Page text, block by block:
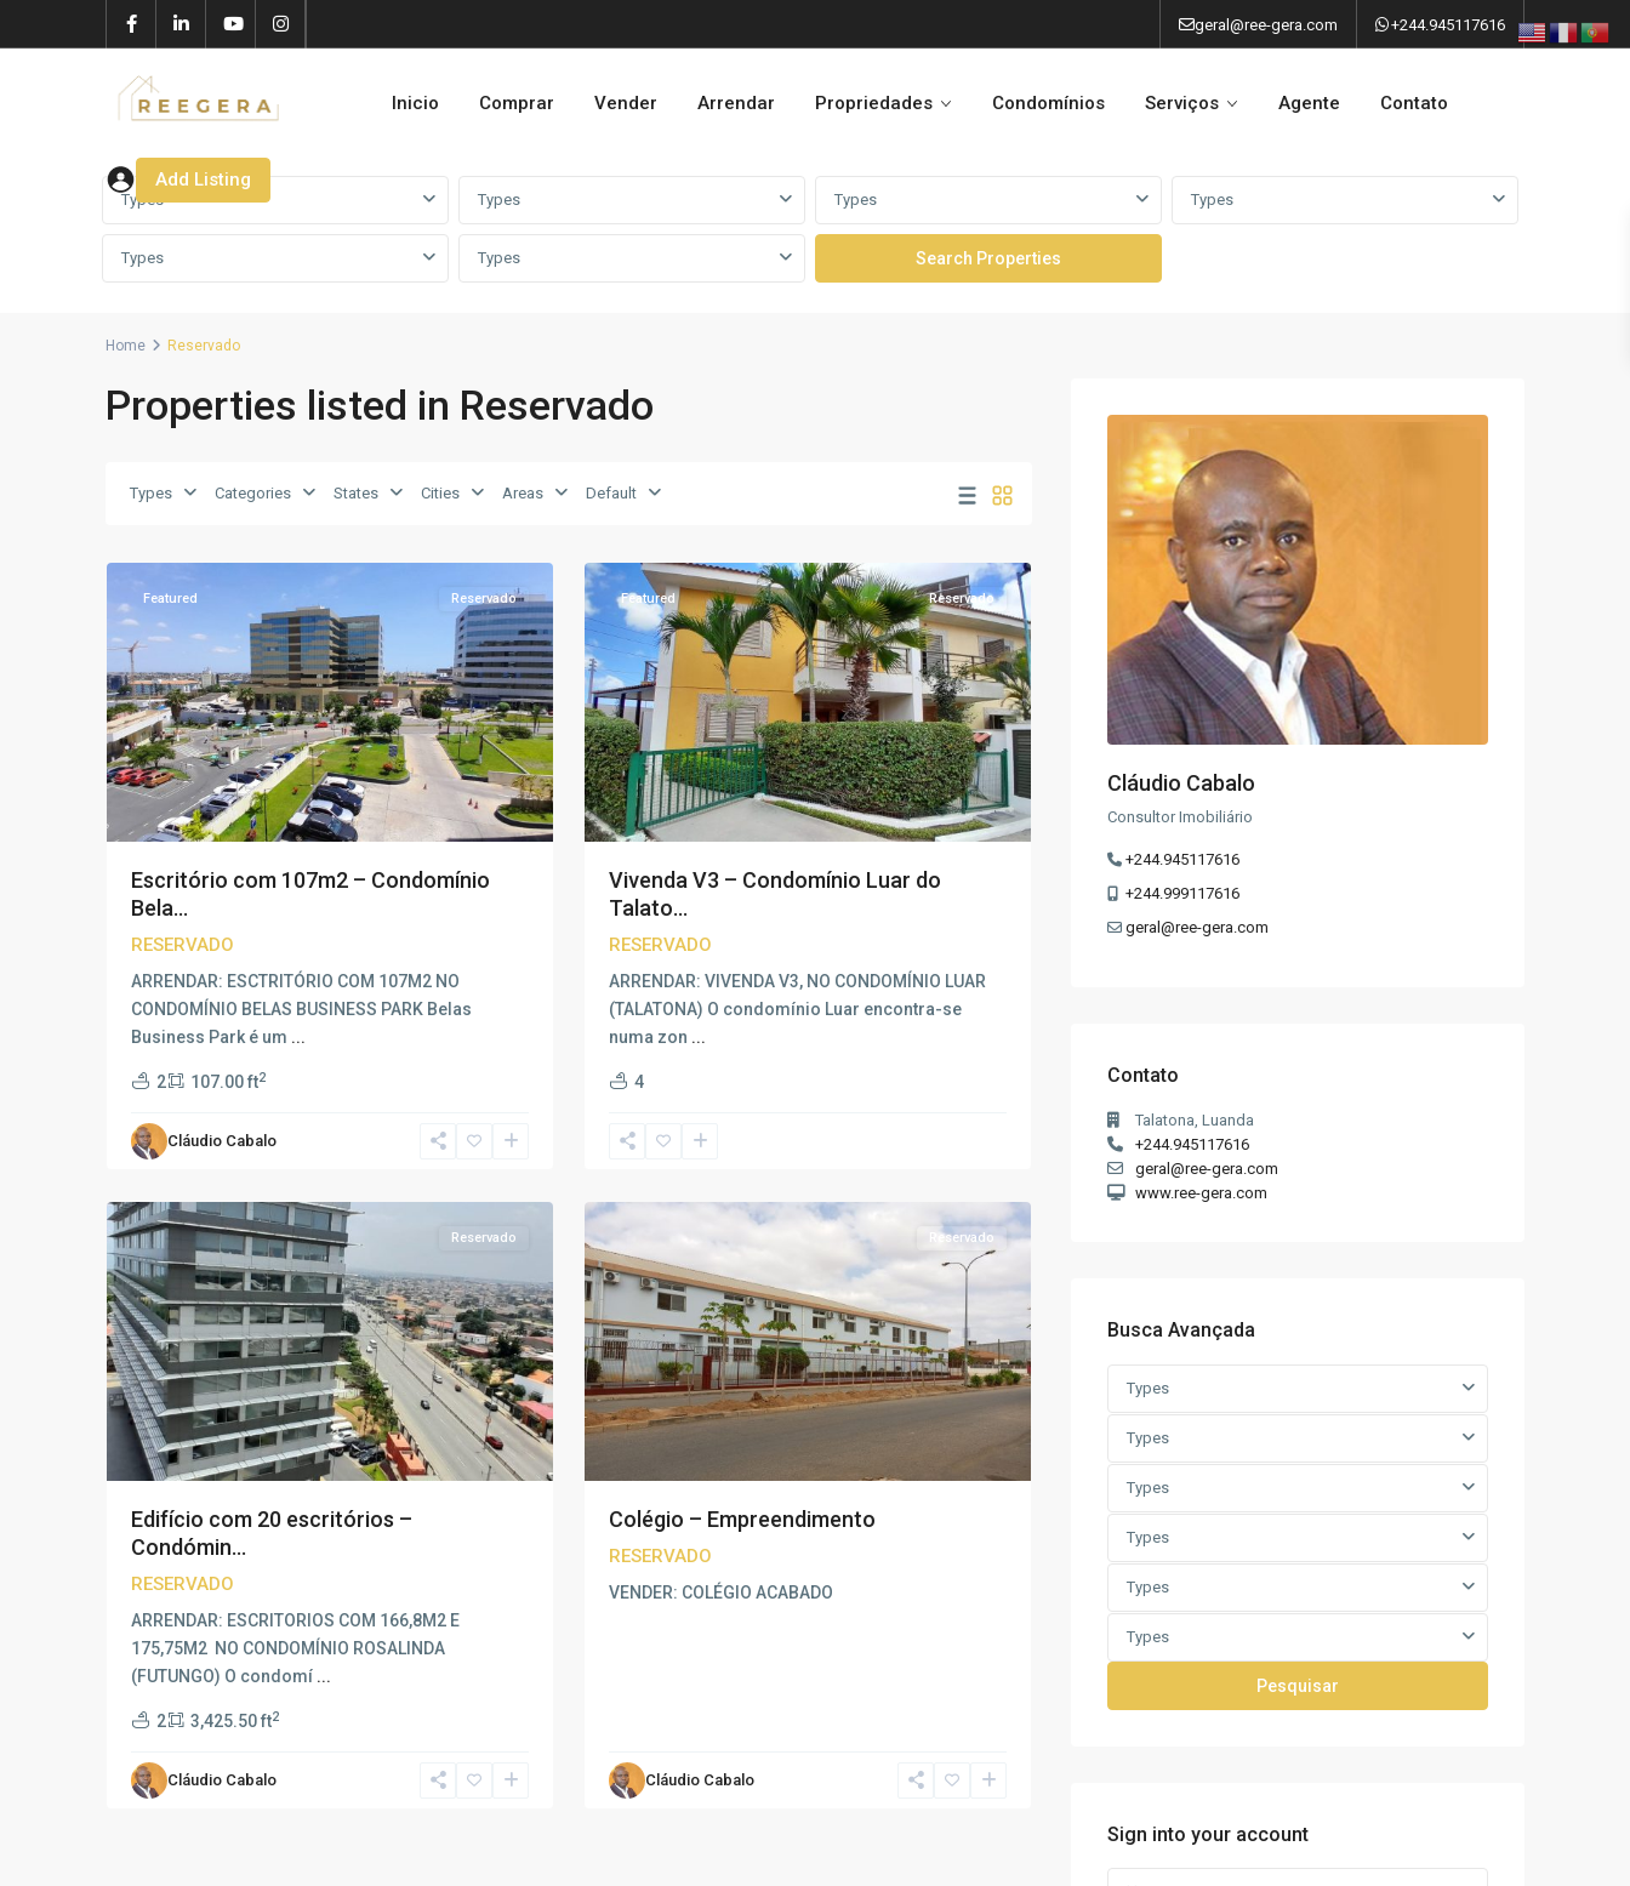
geral@ree-gera.com +244.945117616
Inicio Comprar Vender Arrendar Propriedades Condomínios Serviços Agente Contato
Add Listing
Types Types Types Types
Types Types
Home Reservado
Properties listed in Reservado
Types Categories States Cities Areas Default
Featured Reservado
Escritório com 107m2 – Condomínio
Bela...
RESERVADO
ARRENDAR: ESCTRITÓRIO COM 107M2 NO
CONDOMÍNIO BELAS BUSINESS PARK Belas
Business Park é um ...
2 107.00 ft2
Cláudio Cabalo
Featured Reservado
Vivenda V3 – Condomínio Luar do
Talato...
RESERVADO
ARRENDAR: VIVENDA V3, NO CONDOMÍNIO LUAR
(TALATONA) O condomínio Luar encontra-se
numa zon ...
4
Corimba,
Reservado
Edifício com 20 escritórios –
Condómin...
RESERVADO
ARRENDAR: ESCRITORIOS COM 166,8M2 E
175,75M2 NO CONDOMÍNIO ROSALINDA
(FUTUNGO) O condomí ...
2 3,425.50 ft2
Cláudio Cabalo
Reservado
Colégio – Empreendimento
RESERVADO
VENDER: COLÉGIO ACABADO
Cláudio Cabalo
Cláudio Cabalo
Consultor Imobiliário
+244.945117616
+244.999117616
geral@ree-gera.com
Contato
Talatona, Luanda
+244.945117616
geral@ree-gera.com
www.ree-gera.com
Busca Avançada
Types
Types
Types
Types
Types
Types
Pesquisar
Sign into your account